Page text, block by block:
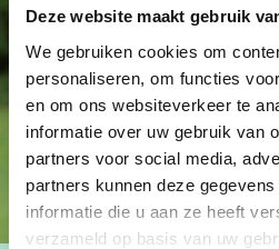
Deze website maakt gebruik
We gebruiken cookies om
personaliseren, om functies
en om ons websiteverkeer te
informatie over uw gebruik van
partners voor social media,
partners kunnen deze
informatie die u aan ze heeft
verzameld op basis van uw